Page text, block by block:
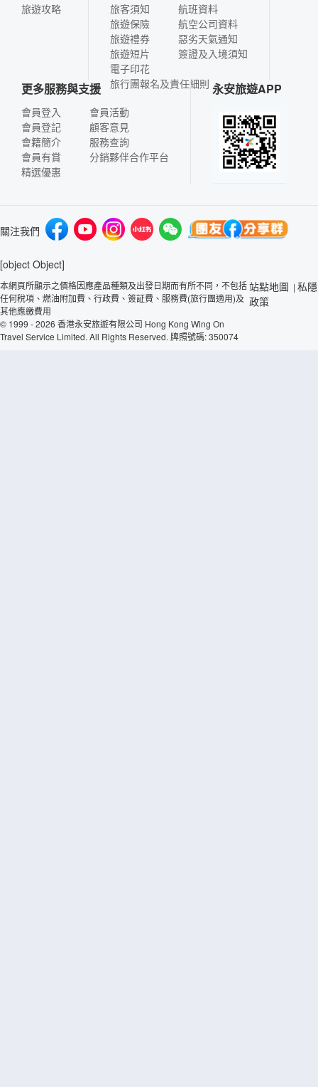
旅遊攻略
旅客須知
旅遊保險
旅遊禮券
旅遊短片
電子印花
航班資料
航空公司資料
惡劣天氣通知
簽證及入境須知
旅行團報名及責任細則
更多服務與支援
會員登入
會員登記
會籍簡介
會員有賞
精選優惠
會員活動
顧客意見
服務查詢
分銷夥伴合作平台
永安旅遊APP
關注我們
[object Object]
本網頁所顯示之價格因應產品種類及出發日期而有所不同，不包括
任何稅項、燃油附加費、行政費、簽証費、服務費(旅行團適用)及
其他應繳費用
© 1999 - 2026 香港永安旅遊有限公司 Hong Kong Wing On
Travel Service Limited. All Rights Reserved. 牌照號碼: 350074
站點地圖 | 私隱
政策